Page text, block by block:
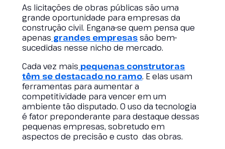
As licitações de obras públicas são uma
grande oportunidade para empresas da
construção civil. Engana-se quem pensa que
apenas grandes empresassão bem-
sucedidas nesse nicho de mercado.
Cada vez mais pequenas construtoras
têm se destacado no ramo. E elas usam
ferramentas para aumentar a
competitividade para vencer em um
ambiente tão disputado. O uso da tecnologia
é fator preponderante para destaque dessas
pequenas empresas, sobretudo em
aspectos de precisão e custo das obras.